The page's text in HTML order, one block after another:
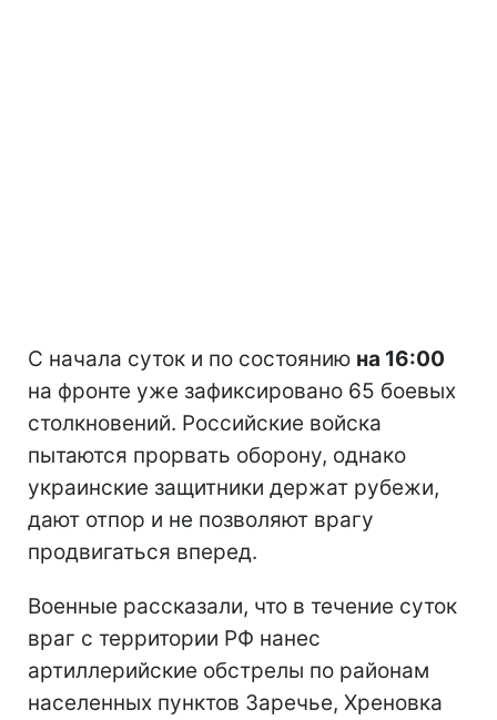
С начала суток и по состоянию на 16:00
на фронте уже зафиксировано 65 боевых
столкновений. Российские войска
пытаются прорвать оборону, однако
украинские защитники держат рубежи,
дают отпор и не позволяют врагу
продвигаться вперед.
Военные рассказали, что в течение суток
враг с территории РФ нанес
артиллерийские обстрелы по районам
населенных пунктов Заречье, Хреновка